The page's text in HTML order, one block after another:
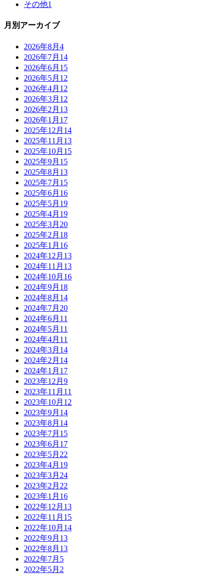
その他1
月別アーカイブ
2026年8月 4
2026年7月 14
2026年6月 15
2026年5月 12
2026年4月 12
2026年3月 12
2026年2月 13
2026年1月 17
2025年12月 14
2025年11月 13
2025年10月 15
2025年9月 15
2025年8月 13
2025年7月 15
2025年6月 16
2025年5月 19
2025年4月 19
2025年3月 20
2025年2月 18
2025年1月 16
2024年12月 13
2024年11月 13
2024年10月 16
2024年9月 18
2024年8月 14
2024年7月 20
2024年6月 11
2024年5月 11
2024年4月 11
2024年3月 14
2024年2月 14
2024年1月 17
2023年12月 9
2023年11月 11
2023年10月 12
2023年9月 14
2023年8月 14
2023年7月 15
2023年6月 17
2023年5月 22
2023年4月 19
2023年3月 24
2023年2月 22
2023年1月 16
2022年12月 13
2022年11月 15
2022年10月 14
2022年9月 13
2022年8月 13
2022年7月 5
2022年5月 2